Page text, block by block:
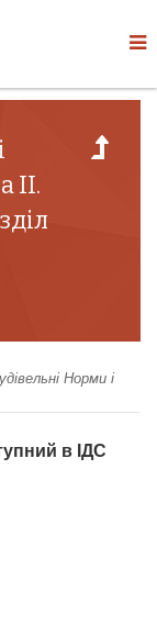
II.
Норми і
в ІДС